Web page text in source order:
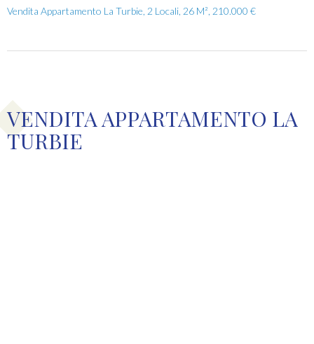
Vendita Appartamento La Turbie, 2 Locali, 26 M², 210.000 €
VENDITA APPARTAMENTO LA
TURBIE